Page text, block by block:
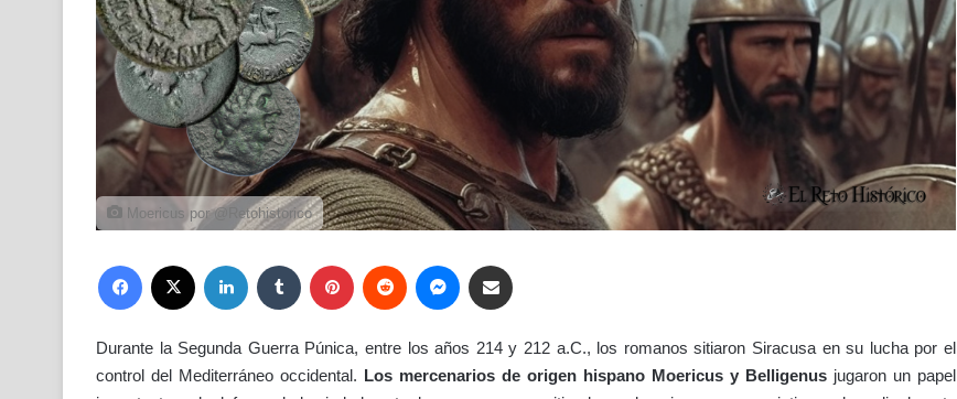
Moericus por @Retohistorico
Facebook LinkedIn Tumblr Pinterest Reddit Messenger
Durante la Segunda Guerra Púnica, entre los años 214 y 212 a.C., los romanos sitiaron Siracusa en su lucha por el
control del Mediterráneo occidental. Los mercenarios de origen hispano Moericus y Belligenus jugaron un papel